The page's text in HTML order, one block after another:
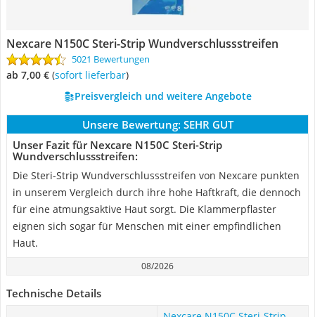
Nexcare N150C Steri-Strip Wundverschlussstreifen
5021 Bewertungen
ab 7,00 € ( Sofort lieferbar)
Preisvergleich und weitere Angebote
Unsere Bewertung: SEHR GUT
Unser Fazit für Nexcare N150C Steri-Strip
Wundverschlussstreifen:
Die Steri-Strip Wundverschlussstreifen von Nexcare punkten
in unserem Vergleich durch ihre hohe Haftkraft, die dennoch
für eine atmungsaktive Haut sorgt. Die Klammerpflaster
eignen sich sogar für Menschen mit einer empfindlichen
Haut.
08/2026
Technische Details